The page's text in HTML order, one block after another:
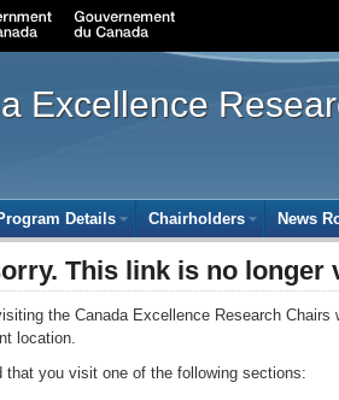
Excellence
the submenu with the enter key and close
Details (open the submenu with
Chairholders (open the
News
This link is no longer
the Canada Excellence Research Chairs
location.
that you visit one of the following sections: